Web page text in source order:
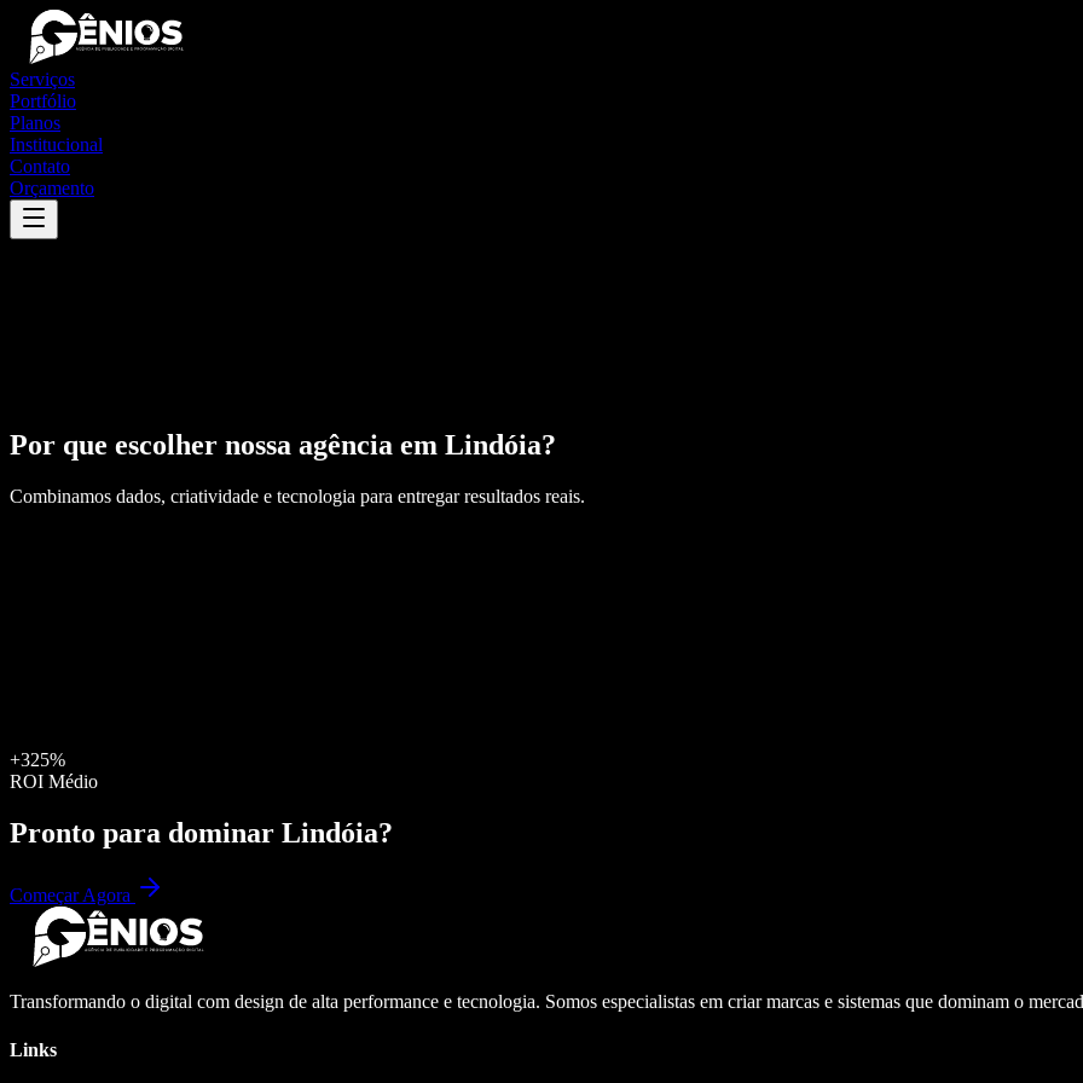
Serviços
Portfólio
Planos
Institucional
Contato
Orçamento
Por que escolher nossa agência em Lindóia?
Combinamos dados, criatividade e tecnologia para entregar resultados reais.
+325%
ROI Médio
Pronto para dominar Lindóia?
Começar Agora
Transformando o digital com design de alta performance e tecnologia. Somos especialistas em criar marcas e sistemas que dominam o
Links